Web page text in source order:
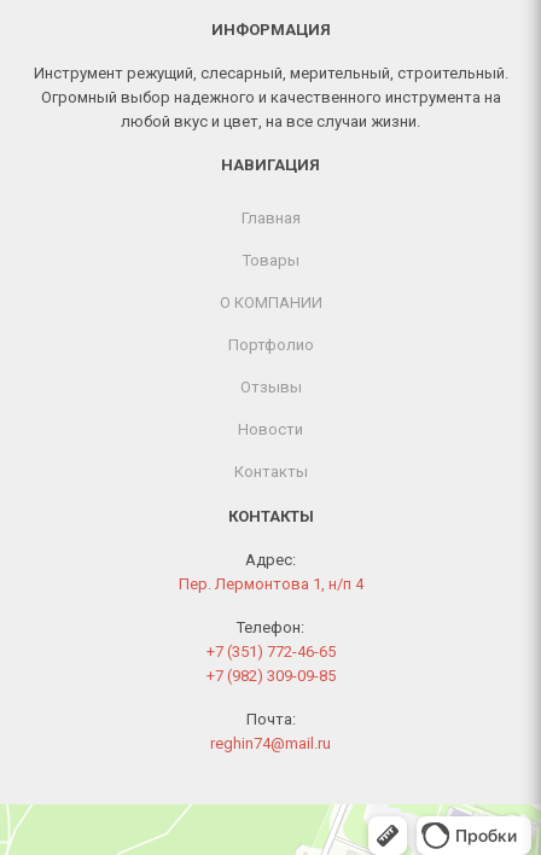
ИНФОРМАЦИЯ
Инструмент режущий, слесарный, мерительный, строительный.
Огромный выбор надежного и качественного инструмента на
любой вкус и цвет, на все случаи жизни.
НАВИГАЦИЯ
Главная
Товары
О КОМПАНИИ
Портфолио
Отзывы
Новости
Контакты
КОНТАКТЫ
Адрес:
Пер. Лермонтова 1, н/п 4
Телефон:
+7 (351) 772-46-65
+7 (982) 309-09-85
Почта:
reghin74@mail.ru
Челябинск
Переулок Лермонтова, 1 — Яндекс Карты